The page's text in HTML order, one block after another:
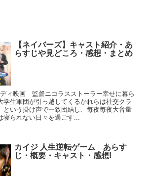
【ネイバーズ】キャスト紹介・あ
らすじや見どころ・感想・まとめ
ィ映画 監督ニコラスストーラー幸せに暮ら
学生軍団が引っ越してくるかれらは社交クラ
という掛け声で一致団結し、毎夜毎夜大音量
寝られない日々を過ごす...
カイジ 人生逆転ゲーム あらす
じ・概要・キャスト・感想!